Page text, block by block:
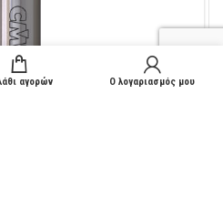
αγορών Ο λογαριασμός μου